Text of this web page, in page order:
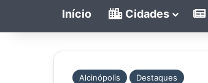
Início Cidades
Alcinópolis Destaques